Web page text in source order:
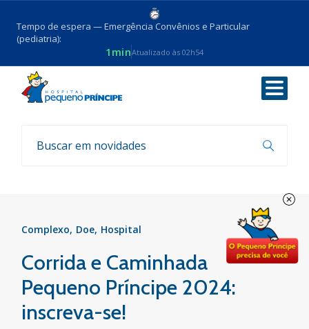
Tempo de espera — Emergência Convênios e Particular
(pediatria):
1minAtualizado às 02h54
Voltar
Eventos
Complexo Doe Hospital
Corrida e Caminhada
Pequeno Príncipe 2024:
inscreva-se!